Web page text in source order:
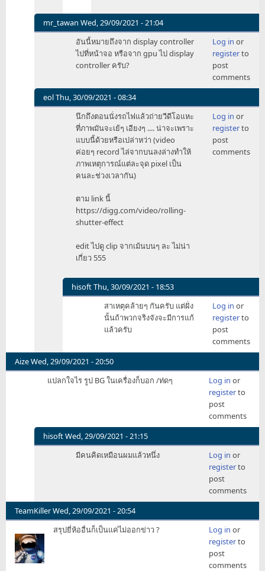
mr_tawan Wed, 29/09/2021 - 21:04
In
ว่า
ทำไม
อันนี้หมายถึงจาก display controller
ไปที่หน้าจอ หรือจาก gpu ไป display
controller ครับ?
Log in or
registerto
post
comments
eolThu, 30/09/2021 - 08:34
In
นึกถึงตอนนั่งรถไฟแล้วถ่ายวีดีโอแหะ
ที่ภาพมันจะเย้ๆ เอียงๆ .... น่าจะเพราะ
แบบนี้ด้วยหรือเปล่าหว่า (video
ค่อยๆ record ไล่จากบนลงล่างทำให้
ภาพเหตุการณ์แต่ละจุด pixel เป็น
คนละช่วงเวลากัน)
ตาม link นี้
https://digg.com/video/rolling-
shutter-effect
edit ไปดู clip จากเม้นบนๆ ละ ไม่น่า
เกี่ยว 555
Log in or
registerto
post
comments
hisoftThu, 30/09/2021 - 18:53
In
นั่ง
รถไฟ
แล้ว
eol
สาเหตุคล้ายๆ กันครับ แต่ฝั่ง
นั้นถ้าพวกจริงจังจะมีการแก้
แล้วครับ
Log in or
registerto
post
comments
AizeWed, 29/09/2021 - 20:50
แปลกใจไร รูป BG ในเครื่องก็บอก /ท่ดๆ
Log in or
registerto
post
comments
hisoftWed, 29/09/2021 - 21:15
In
รูป
BG
Aize
มีคนคิดเหมือนผมแล้วหนึ่ง Log in or
registerto
post
comments
TeamKillerWed, 29/09/2021 - 20:54
สรุปยี่ห้ออื่นก็เป็นแค่ไม่ออกข่าว ?
Log in or
registerto
post
comments